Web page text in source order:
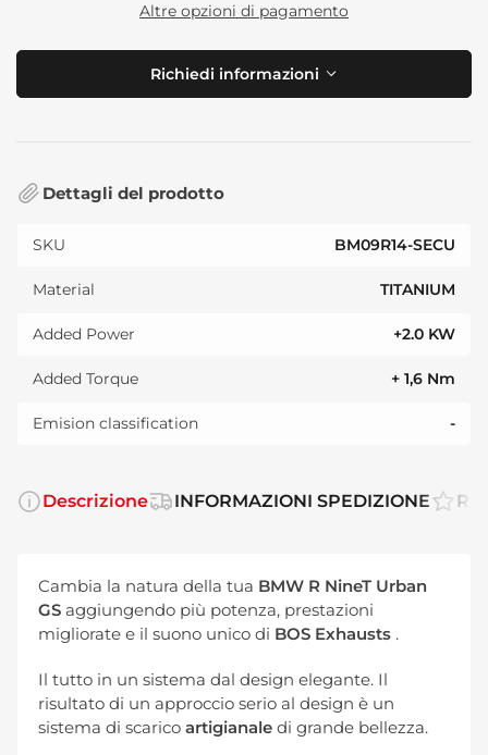
Altre opzioni di pagamento
Richiedi informazioni
Dettagli del prodotto
SKU BM09R14-SECU
Material TITANIUM
Added Power +2.0 KW
Added Torque + 1,6 Nm
Emision classification -
Descrizione INFORMAZIONI SPEDIZIONE
Cambia la natura della tua BMW R NineT Urban
GS aggiungendo più potenza, prestazioni
migliorate e il suono unico di BOS Exhausts .
Il tutto in un sistema dal design elegante. Il
risultato di un approccio serio al design è un
sistema di scarico artigianale di grande bellezza.